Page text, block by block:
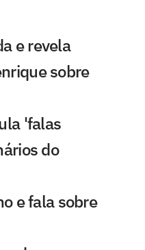
e revela
sobre
'falas
do
e fala sobre